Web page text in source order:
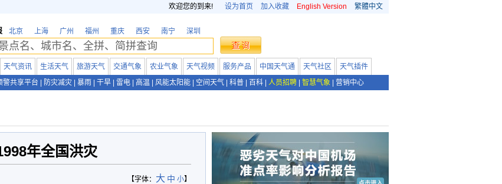
欢迎您的到来! 设为首页 加入收藏 English Version 繁體中文
北京 上海 广州 福州 重庆 西安 南宁 深圳
天气资讯 生活天气 旅游天气 交通气象 农业气象 天气视频 服务产品 中国天气通 天气社区
天气插件
警共享平台 防灾减灾 暴雨 干旱 雷电 高温 风能太阳能 空间天气 科普 百科 人员招聘 智慧气象 营销中心
年全国洪灾
【字体： 大 中 小】